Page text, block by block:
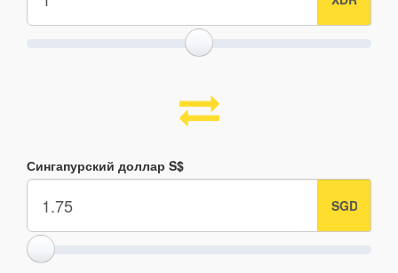
Сингапурский доллар S$